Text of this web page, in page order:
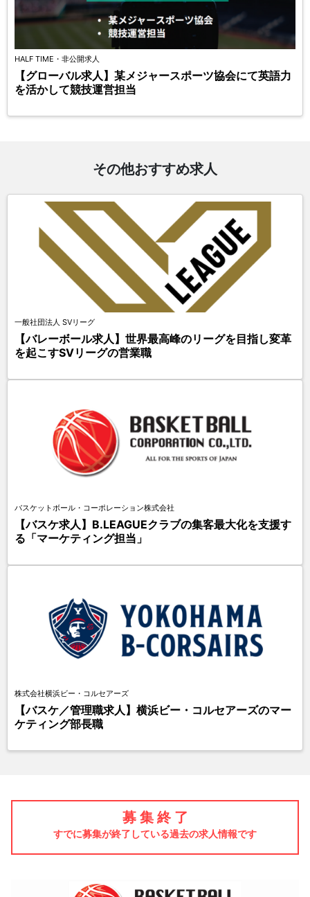
HALF TIME・非公開求人
【グローバル求人】某メジャースポーツ協会にて英語力
を活かして競技運営担当
その他おすすめ求人
一般社団法人 SVリーグ
【バレーボール求人】世界最高峰のリーグを目指し変革
を起こすSVリーグの営業職
バスケットボール・コーポレーション株式会社
【バスケ求人】B.LEAGUEクラブの集客最大化を支援す
る「マーケティング担当」
株式会社横浜ビー・コルセアーズ
【バスケ／管理職求人】横浜ビー・コルセアーズのマー
ケティング部長職
募 集 終 了
すでに募集が終了している過去の求人情報です